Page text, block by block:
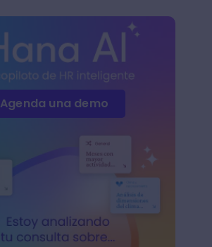
Agenda una demo